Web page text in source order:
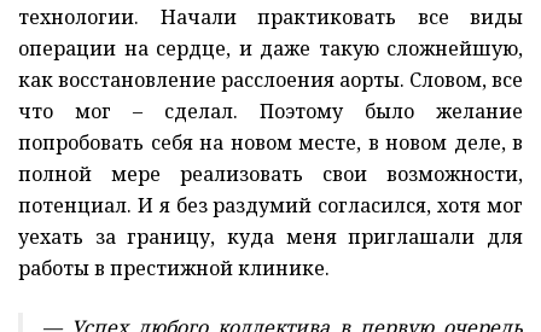
технологии. Начали практиковать все виды
операции на сердце, и даже такую сложнейшую,
как восстановление расслоения аорты. Словом, все
что мог – сделал. Поэтому было желание
попробовать себя на новом месте, в новом деле, в
полной мере реализовать свои возможности,
потенциал. И я без раздумий согласился, хотя мог
уехать за границу, куда меня приглашали для
работы в престижной клинике.